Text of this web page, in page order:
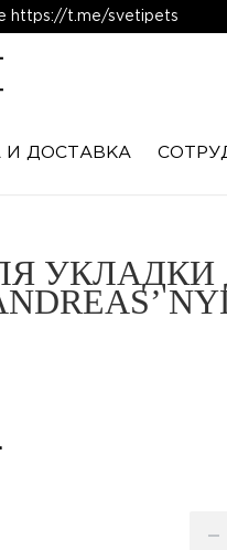
https://t.me/svetipets
И ДОСТАВКА